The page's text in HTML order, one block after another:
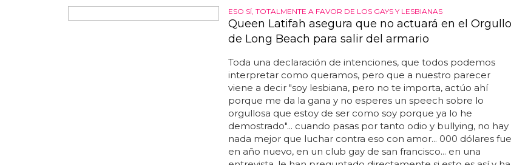
homenaje a la Princesa del Pop
No muchos artistas pueden decir que, 20 años después de
empezar su carrera, siguen llenando estadios, y menos
britney, que causa revuelo allá donde va, ya sea porque todos
la quieren, o porque denostan su excesivo uso del playback...
so meet our new beach : it's britneybeach! pic... ¿vendrá a
europa algún día?... el impacto de britney spears en el
mundo es muy fuerte y potente... it's britney,beach : israel
pone a una playa con el nombre de britney spears... una de
las playas de tel aviv ha sido renombrada literalmente 'it's
britneybeach', un homenaje a la gran frase introductoria de
'gimme more' y que perseguirá a la princesa del pop el resto